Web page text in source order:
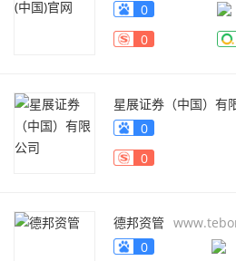
0
0
星展证券（中国）有
0
0
德邦资管
0